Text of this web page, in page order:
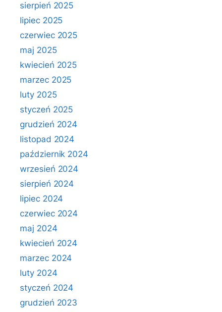
sierpień 2025
lipiec 2025
czerwiec 2025
maj 2025
kwiecień 2025
marzec 2025
luty 2025
styczeń 2025
grudzień 2024
listopad 2024
październik 2024
wrzesień 2024
sierpień 2024
lipiec 2024
czerwiec 2024
maj 2024
kwiecień 2024
marzec 2024
luty 2024
styczeń 2024
grudzień 2023